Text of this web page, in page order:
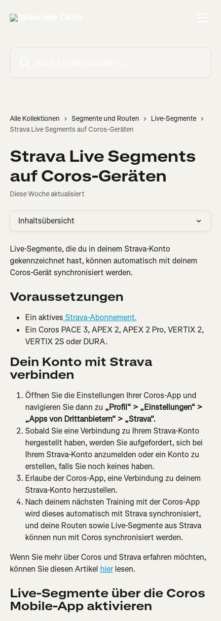
Alle Kollektionen Segmente und Routen
Live-Segmente
Strava Live Segments auf Coros-Geräten
Strava Live Segments
auf Coros-Geräten
Diese Woche aktualisiert
Inhaltsübersicht
Live-Segmente, die du in deinem Strava-Konto
gekennzeichnet hast, können automatisch mit deinem
Coros-Gerät synchronisiert werden.
Voraussetzungen
Ein aktives Strava-Abonnement.
Ein Coros PACE 3, APEX 2, APEX 2 Pro, VERTIX 2,
VERTIX 2S oder DURA.
Dein Konto mit Strava
verbinden
Öffnen Sie die Einstellungen Ihrer Coros-App und
navigieren Sie dann zu „Profil“ > „Einstellungen“ >
„Apps von Drittanbietern“ > „Strava“.
Sobald Sie eine Verbindung zu Ihrem Strava-Konto
hergestellt haben, werden Sie aufgefordert, sich bei
Ihrem Strava-Konto anzumelden oder ein Konto zu
erstellen, falls Sie noch keines haben.
Erlaube der Coros-App, eine Verbindung zu deinem
Strava-Konto herzustellen.
Nach deinem nächsten Training mit der Coros-App
wird dieses automatisch mit Strava synchronisiert,
und deine Routen sowie Live-Segmente aus Strava
können nun mit Coros synchronisiert werden.
Wenn Sie mehr über Coros und Strava erfahren möchten,
können Sie diesen Artikel hier lesen.
Live-Segmente über die Coros
Mobile-App aktivieren